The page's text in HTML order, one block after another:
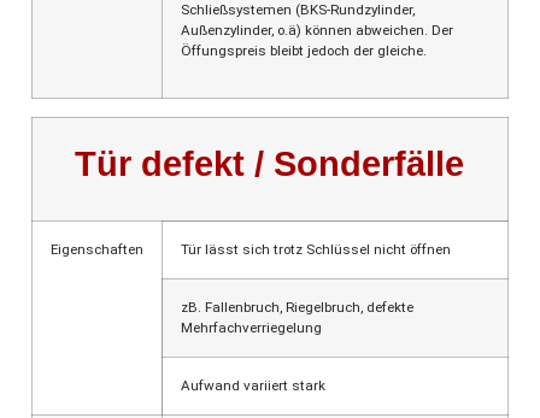
Schließsystemen (BKS-Rundzylinder,
Außenzylinder, o.ä) können abweichen. Der
Öffungspreis bleibt jedoch der gleiche.
Tür defekt / Sonderfälle
Eigenschaften Tür lässt sich trotz Schlüssel nicht öffnen
zB. Fallenbruch, Riegelbruch, defekte
Mehrfachverriegelung
Aufwand variiert stark